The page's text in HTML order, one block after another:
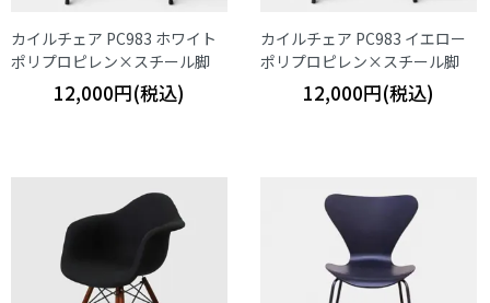
カイルチェア PC983 ホワイト
ポリプロピレン×スチール脚
12,000円(税込)
カイルチェア PC983 イエロー
ポリプロピレン×スチール脚
12,000円(税込)